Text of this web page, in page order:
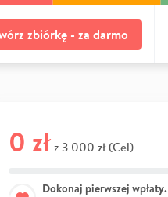
zbiórkę - za darmo
0 zł z 3 000 zł (Cel)
Dokonaj pierwszej wpłaty.